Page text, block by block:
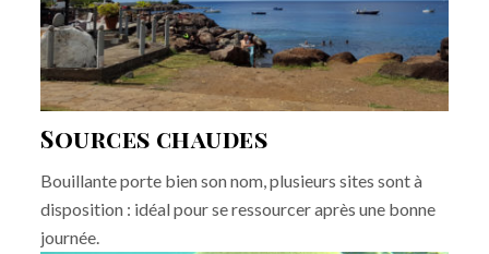
Sources chaudes
Bouillante porte bien son nom, plusieurs sites sont à
disposition : idéal pour se ressourcer après une bonne
journée.